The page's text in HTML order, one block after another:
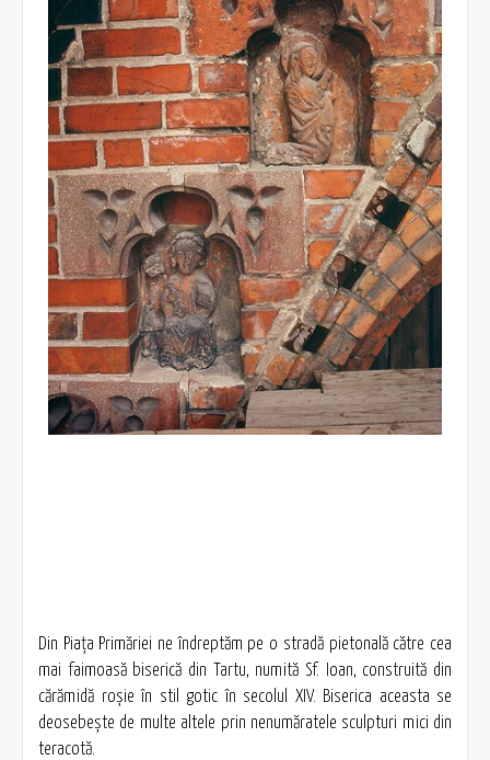
Din Piaţa Primăriei ne îndreptăm pe o stradă pietonală către cea
mai faimoasă biserică din Tartu, numită Sf. Ioan, construită din
cărămidă roşie în stil gotic în secolul XIV. Biserica aceasta se
deosebeşte de multe altele prin nenumăratele sculpturi mici din
teracotă.